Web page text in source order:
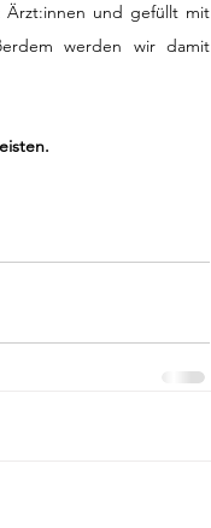
Ärzt:innen und gefüllt mit
werden wir damit